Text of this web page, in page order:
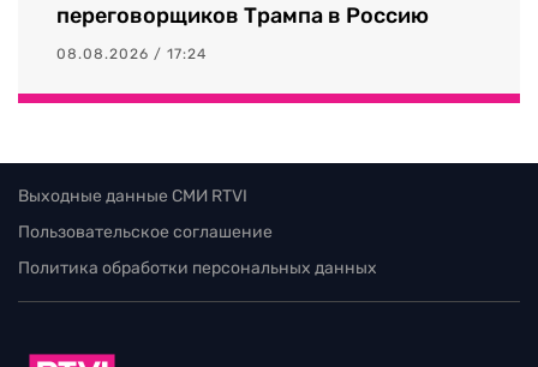
переговорщиков Трампа в Россию
08.08.2026 / 17:24
Выходные данные СМИ RTVI
Пользовательское соглашение
Политика обработки персональных данных